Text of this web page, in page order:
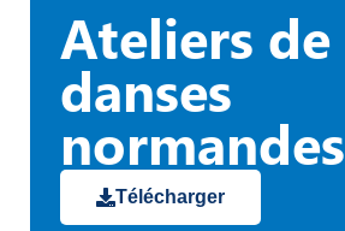
Ateliers de
danses
normandes
Télécharger